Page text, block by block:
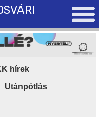
hírek
Utánpótlás